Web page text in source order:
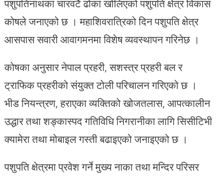
पशुपतिनाथका चारवटै ढोका खोलिएको पशुपति क्षेत्र विकास
कोषले जनाएको छ । महाशिवरात्रिको दिन पशुपति क्षेत्र
आसपास सवारी आवागमनमा विशेष व्यवस्थापन गरिनेछ ।
कोषका अनुसार नेपाल प्रहरी, सशस्त्र प्रहरी बल र
ट्राफिक प्रहरीको संयुक्त टोली परिचालन गरिएको छ ।
भीड नियन्त्रण, हराएका व्यक्तिको खोजतलास, आपत्कालीन
उद्धार तथा शङ्कास्पद गतिविधि निगरानीका लागि सिसीटिभी
क्यामेरा तथा मोबाइल गस्ती बढाइएको जनाइएको छ ।
पशुपति क्षेत्रमा प्रवेश गर्ने मुख्य नाका तथा मन्दिर परिसर